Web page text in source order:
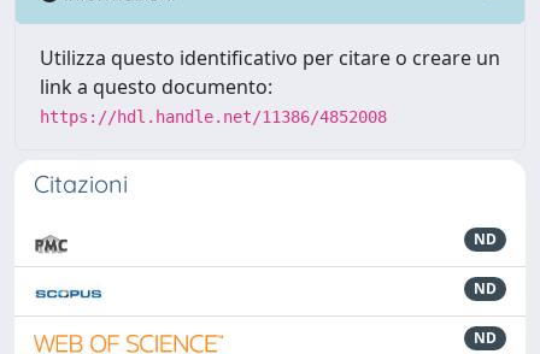
Utilizza questo identificativo per citare o creare un
link a questo documento:
https://hdl.handle.net/11386/4852008
Citazioni
ND
ND
ND